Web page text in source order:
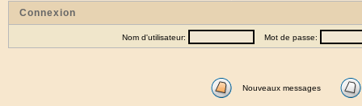
Connexion
Nom d'utilisateur: Mot de passe:
Nouveaux messages